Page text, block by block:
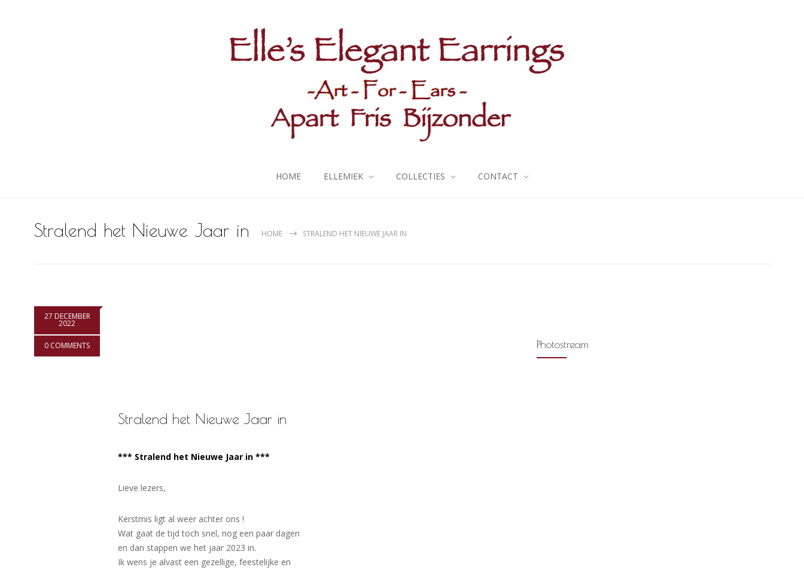
HOME ELLEMIEK COLLECTIES CONTACT
Stralend het Nieuwe Jaar in HOME STRALEND HET NIEUWE JAAR IN
27 DECEMBER
2022
0 COMMENTS
Stralend het Nieuwe Jaar in
*** Stralend het Nieuwe Jaar in ***
Lieve lezers,
Kerstmis ligt al weer achter ons !
Wat gaat de tijd toch snel, nog een paar dagen
en dan stappen we het jaar 2023 in.
Ik wens je alvast een gezellige, feestelijke en
Photostream